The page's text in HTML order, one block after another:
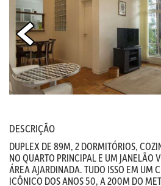
DESCRIÇÃO
DUPLEX DE 89M, 2 DORMITÓRIOS,
NO QUARTO PRINCIPAL E UM JANELÃO
ÁREA AJARDINADA. TUDO ISSO EM UM
ICÔNICO DOS ANOS 50, A 200M DO